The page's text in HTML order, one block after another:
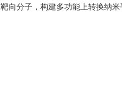
向分子，构建多功能上转换纳米
明